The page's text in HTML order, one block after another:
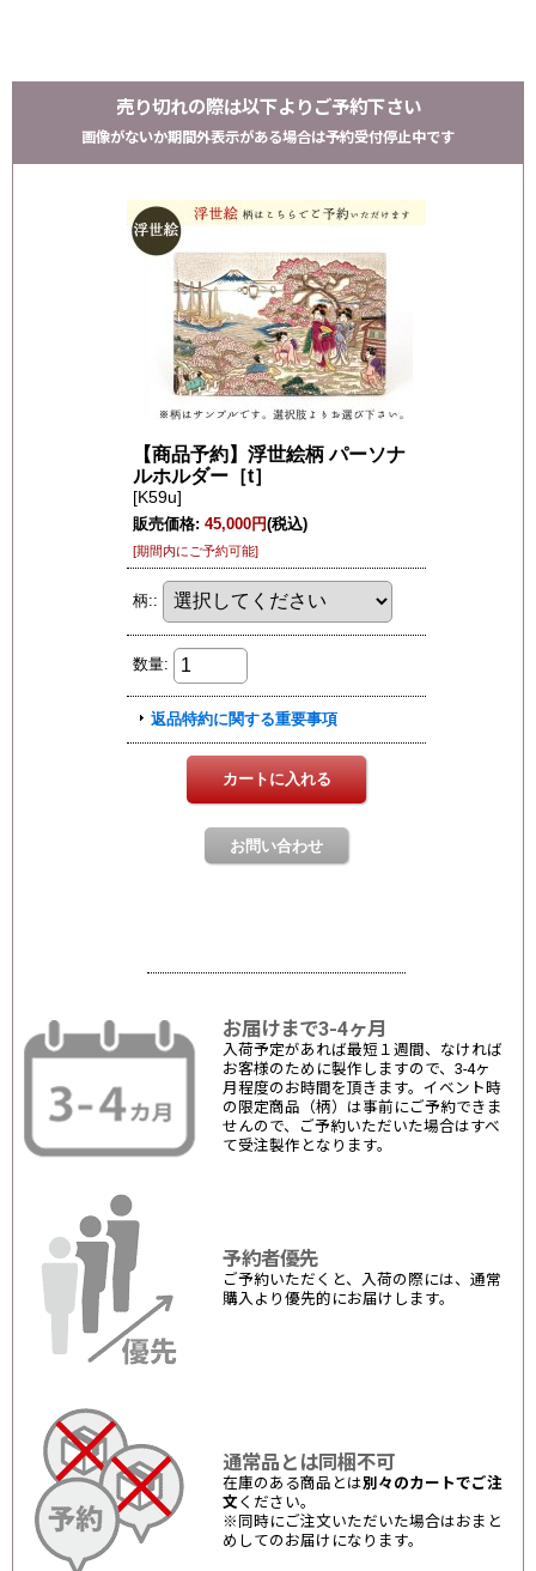
売り切れの際は以下よりご予約下さい
画像がないか期間外表示がある場合は予約受付停止中です
お届けまで3-4ヶ月
入荷予定があれば最短１週間、なければ
お客様のために製作しますので、3-4ヶ
月程度のお時間を頂きます。イベント時
の限定商品（柄）は事前にご予約できま
せんので、ご予約いただいた場合はすべ
て受注製作となります。
予約者優先
ご予約いただくと、入荷の際には、通常
購入より優先的にお届けします。
通常品とは同梱不可
在庫のある商品とは別々のカートでご注
文 ください。
※同時にご注文いただいた場合はおまと
めしてのお届けになります。